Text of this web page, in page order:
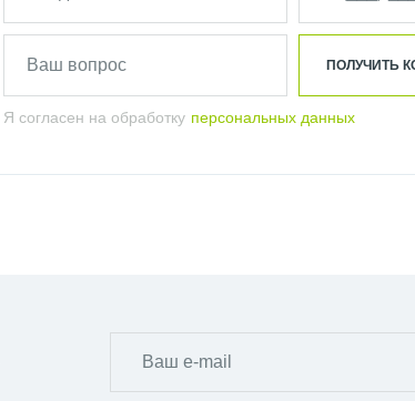
Я согласен на обработку персональных данных
ПОЛУЧИТЬ